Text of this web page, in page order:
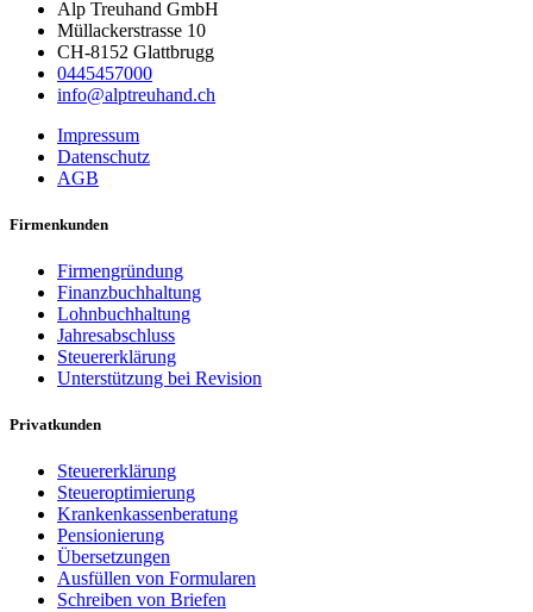
Alp Treuhand GmbH
Müllackerstrasse 10
CH-8152 Glattbrugg
0445457000
info@alptreuhand.ch
Impressum
Datenschutz
AGB
Firmenkunden
Firmengründung
Finanzbuchhaltung
Lohnbuchhaltung
Jahresabschluss
Steuererklärung
Unterstützung bei Revision
Privatkunden
Steuererklärung
Steueroptimierung
Krankenkassenberatung
Pensionierung
Übersetzungen
Ausfüllen von Formularen
Schreiben von Briefen